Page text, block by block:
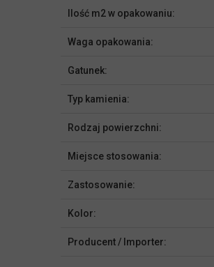
Ilość m2 w opakowaniu:
Waga opakowania:
Gatunek:
Typ kamienia:
Rodzaj powierzchni:
Miejsce stosowania:
Zastosowanie:
Kolor:
Producent / Importer: